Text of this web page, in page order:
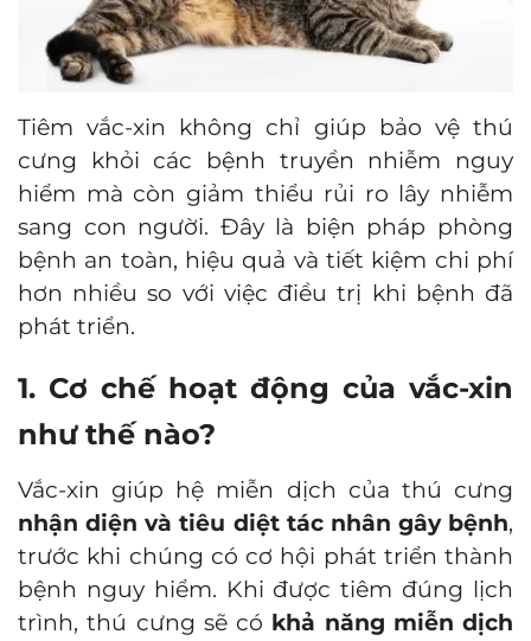
Tiêm vắc-xin không chỉ giúp bảo vệ thú
cưng khỏi các bệnh truyền nhiễm nguy
hiểm mà còn giảm thiểu rủi ro lây nhiễm
sang con người. Đây là biện pháp phòng
bệnh an toàn, hiệu quả và tiết kiệm chi phí
hơn nhiều so với việc điều trị khi bệnh đã
phát triển.
1. Cơ chế hoạt động của vắc-xin
như thế nào?
Vắc-xin giúp hệ miễn dịch của thú cưng
nhận diện và tiêu diệt tác nhân gây bệnh,
trước khi chúng có cơ hội phát triển thành
bệnh nguy hiểm. Khi được tiêm đúng lịch
trình, thú cưng sẽ có khả năng miễn dịch